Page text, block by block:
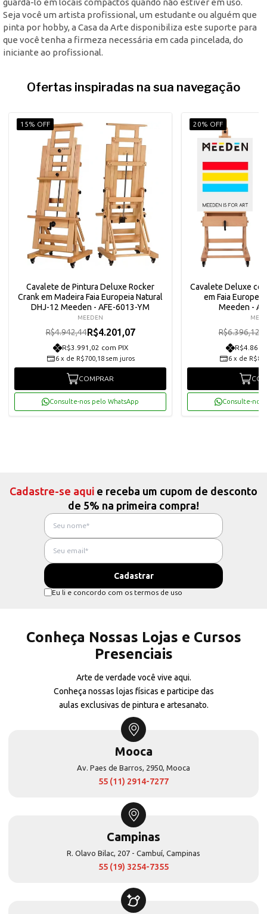
Seja você um artista profissional, um estudante ou alguém que
pinta por hobby, a Casa da Arte disponibiliza este suporte para
que você tenha a firmeza necessária em cada pincelada, do
iniciante ao profissional.
Ofertas inspiradas na sua navegação
15% OFF
Cavalete de Pintura Deluxe Rocker
Crank em Madeira Faia Europeia Natural
DHJ-12 Meeden - AFE-6013-YM
MEEDEN
R$4.942,44R$4.201,07
R$3.991,02 com PIX
6 x de R$700,18 sem juros
COMPRAR
Consulte-nos pelo WhatsApp
20% OFF
Cavalete Deluxe
em Faia
Meeden -
R$6.396,12
6 x de
Consulte-nos
Cadastre-se aqui e receba um cupom de desconto
de 5% na primeira compra!
Eu li e concordo com os termos de uso
Conheça Nossas Lojas e Cursos
Presenciais
Arte de verdade você vive aqui.
Conheça nossas lojas físicas e participe das
aulas exclusivas de pintura e artesanato.
Mooca
Av. Paes de Barros, 2950, Mooca
55 (11) 2914-7277
Campinas
R. Olavo Bilac, 207 - Cambuí, Campinas
55 (19) 3254-7355